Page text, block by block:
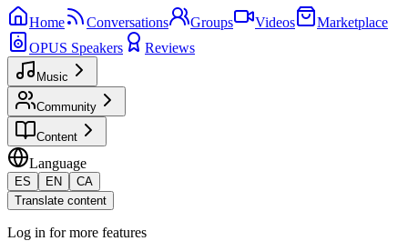
Home Conversations Groups Videos
Marketplace
OPUS Speakers
Reviews
Music
Community
Content
Language
ES EN
CA
Translate content
Log in for more features